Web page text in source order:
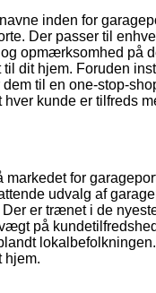
inden for
Der passer til
opmærksomhed på
dit hjem. Foruden
til en one-stop-
kunde er tilfreds
for
udvalg af
er trænet i de
på
hjem.